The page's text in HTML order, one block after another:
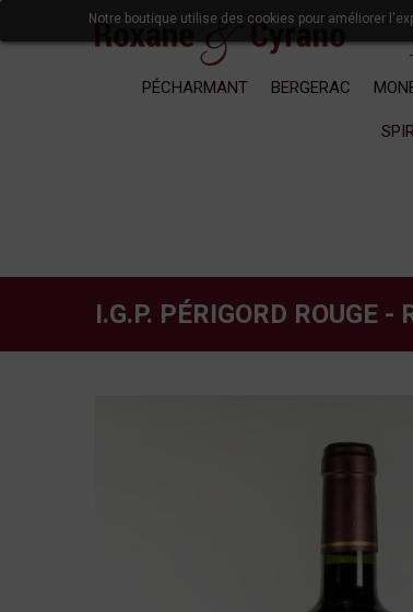
Notre boutique utilise des cookies pour améliorer
PÉCHARMANT BERGERAC
I.G.P. PÉRIGORD ROUGE